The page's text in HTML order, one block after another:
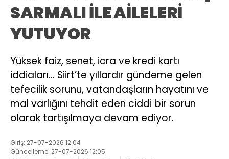
SARMALI İLE AİLELERİ
YUTUYOR
Yüksek faiz, senet, icra ve kredi kartı
iddiaları… Siirt’te yıllardır gündeme gelen
tefecilik sorunu, vatandaşların hayatını ve
mal varlığını tehdit eden ciddi bir sorun
olarak tartışılmaya devam ediyor.
Giriş: 27-07-2026 12:04
Güncelleme: 27-07-2026 12:05